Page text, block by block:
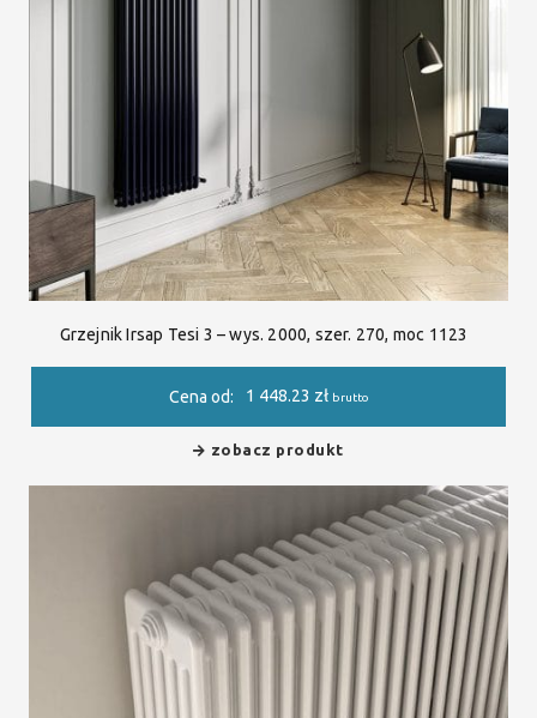
Grzejnik Irsap Tesi 3 – wys. 2000, szer. 270, moc 1123
Cena od: 1 448.23 zł brutto
zobacz produkt